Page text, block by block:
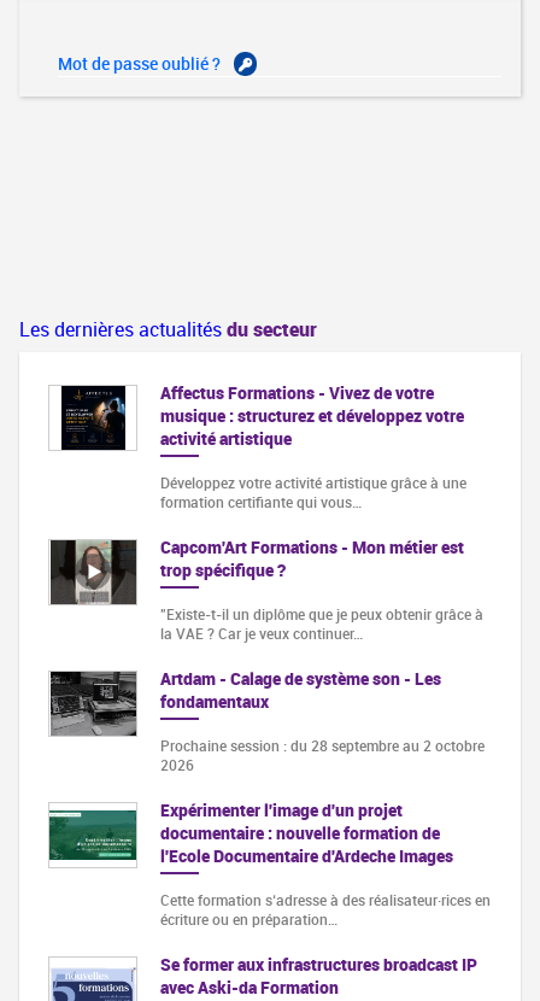
Mot de passe oublié ?
Les dernières actualitésdu secteur
Affectus Formations - Vivez de votre
musique : structurez et développez votre
activité artistique
Développez votre activité artistique grâce à une
formation certifiante qui vous…
Capcom'Art Formations - Mon métier est
trop spécifique ?
"Existe-t-il un diplôme que je peux obtenir grâce à
la VAE ? Car je veux continuer…
Artdam - Calage de système son - Les
fondamentaux
Prochaine session : du 28 septembre au 2 octobre
2026
Expérimenter l'image d'un projet
documentaire : nouvelle formation de
l'Ecole Documentaire d'Ardeche Images
Cette formation s‘adresse à des réalisateur·rices en
écriture ou en préparation…
Se former aux infrastructures broadcast IP
avec Aski-da Formation